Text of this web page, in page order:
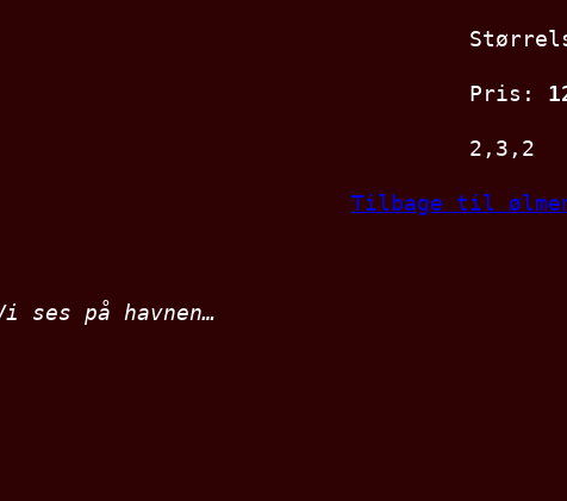
Pris:
2,3,2
Tilbage til
ses på havnen…